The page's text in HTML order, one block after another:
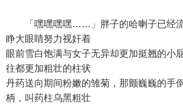
「嘿嘿嘿嘿……」胖子的哈喇子已经流
睁大眼睛努力视奸着
眼前雪白饱满与女子无异却更加挺翘的小
往都更加粗壮的柱状
丹药送向期间粉嫩的雏菊，那颤巍巍的手
柄，叫药柱乌黑粗壮